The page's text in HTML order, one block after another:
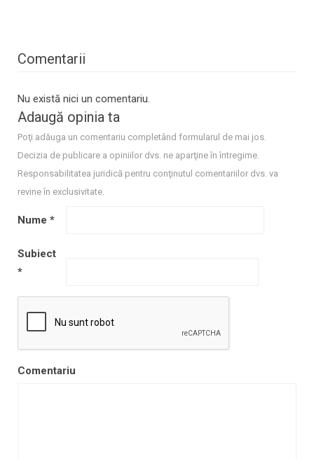
Comentarii
Nu există nici un comentariu.
Adaugă opinia ta
Poţi adăuga un comentariu completând formularul de mai jos.
Decizia de publicare a opiniilor dvs. ne aparţine în întregime.
Responsabilitatea juridică pentru conţinutul comentariilor dvs. va
revine în exclusivitate.
Nume *
Subiect
*
Comentariu